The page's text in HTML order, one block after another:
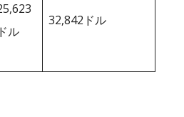
ドル
32,842ドル